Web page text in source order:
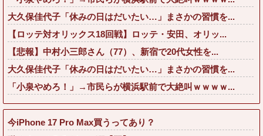
大久保佳代子「休みの日はだいたい…」まさかの習慣を...
【ロッテ対オリックス18回戦】ロッテ・安田、オリッ...
【悲報】中村小三郎さん（77）、新宿で20代女性を...
大久保佳代子「休みの日はだいたい…」まさかの習慣を...
「小泉やめろ！」→市民らが横浜駅前で大絶叫ｗｗｗｗ...
今iPhone 17 Pro Max買うってあり？